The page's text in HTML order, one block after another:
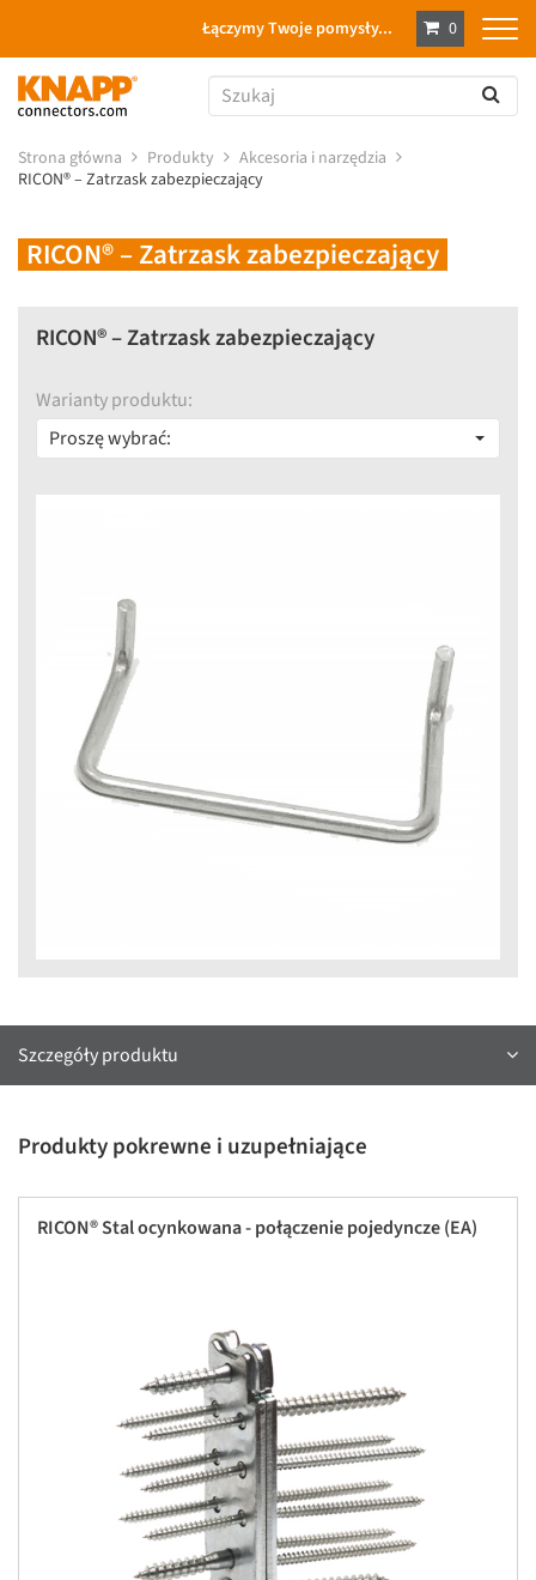
Łączymy Twoje pomysły... 0
Strona główna Produkty
Akcesoria i narzędzia
RICON® – Zatrzask zabezpieczający
RICON® – Zatrzask zabezpieczający
RICON® – Zatrzask zabezpieczający
Warianty produktu:
Proszę wybrać:
Szczegóły produktu
Produkty pokrewne i uzupełniające
RICON® Stal ocynkowana - połączenie pojedyncze (EA)